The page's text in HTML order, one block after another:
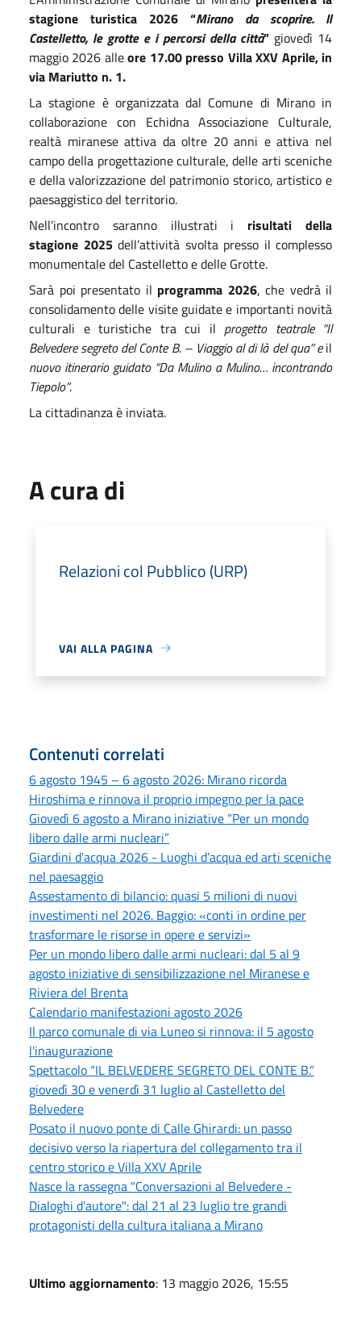
stagione turistica 2026 “Mirano da scoprire. Il
Castelletto, le grotte e i percorsi della città” giovedì 14
maggio 2026 alleore 17.00 presso Villa XXV Aprile, in
via Mariutto n. 1.
La stagione è organizzata dal Comune di Mirano in
collaborazione con Echidna Associazione Culturale,
realtà miranese attiva da oltre 20 anni e attiva nel
campo della progettazione culturale, delle arti sceniche
e della valorizzazione del patrimonio storico, artistico e
paesaggistico del territorio.
Nell’incontro saranno illustrati i risultati della
stagione 2025dell’attività svolta presso il complesso
monumentale del Castelletto e delle Grotte.
Sarà poi presentato il programma 2026, che vedrà il
consolidamento delle visite guidate e importanti novità
culturali e turistiche tra cui il progetto teatrale “Il
Belvedere segreto del Conte B. – Viaggio al di là del qua” eil
nuovo itinerario guidato “Da Mulino a Mulino… incontrando
Tiepolo”.
La cittadinanza è inviata.
A cura di
Relazioni col Pubblico (URP)
VAI ALLA PAGINA
Contenuti correlati
6 agosto 1945 – 6 agosto 2026: Mirano ricorda
Hiroshima e rinnova il proprio impegno per la pace
Giovedì 6 agosto a Mirano iniziative “Per un mondo
libero dalle armi nucleari”
Giardini d'acqua 2026 - Luoghi d’acqua ed arti sceniche
nel paesaggio
Assestamento di bilancio: quasi 5 milioni di nuovi
investimenti nel 2026. Baggio: «conti in ordine per
trasformare le risorse in opere e servizi»
Per un mondo libero dalle armi nucleari: dal 5 al 9
agosto iniziative di sensibilizzazione nel Miranese e
Riviera del Brenta
Calendario manifestazioni agosto 2026
Il parco comunale di via Luneo si rinnova: il 5 agosto
l'inaugurazione
Spettacolo “IL BELVEDERE SEGRETO DEL CONTE B.”
giovedì 30 e venerdì 31 luglio al Castelletto del
Belvedere
Posato il nuovo ponte di Calle Ghirardi: un passo
decisivo verso la riapertura del collegamento tra il
centro storico e Villa XXV Aprile
Nasce la rassegna "Conversazioni al Belvedere -
Dialoghi d’autore": dal 21 al 23 luglio tre grandi
protagonisti della cultura italiana a Mirano
Ultimo aggiornamento: 13 maggio 2026, 15:55